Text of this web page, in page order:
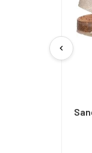
chevron_left